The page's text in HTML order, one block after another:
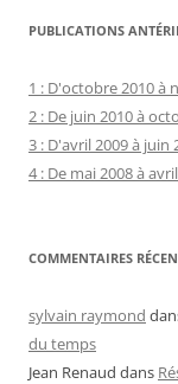
PUBLICATIONS
1 : D'octobre 2010 à
2 : De juin 2010 à
3 : D'avril 2009 à juin
4 : De mai 2008 à
COMMENTAIRES
sylvain raymond
du temps
Jean Renaud dans